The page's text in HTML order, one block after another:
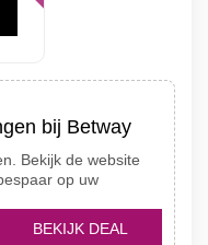
bij Betway
Bekijk de website
op uw
BEKIJK DEAL